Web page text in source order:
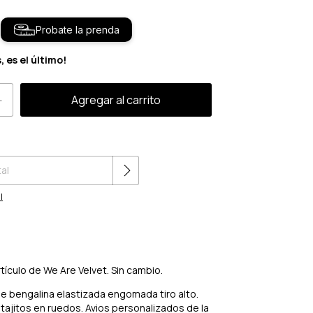
Probate la prenda
es el último!
de We Are Velvet. Sin cambio.
bengalina elastizada engomada tiro alto.
en ruedos. Avios personalizados de la